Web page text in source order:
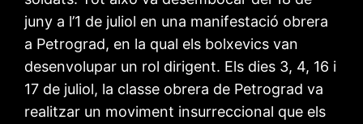
juny a l’1 de juliol en una manifestació obrera
a Petrograd, en la qual els bolxevics van
desenvolupar un rol dirigent. Els dies 3, 4, 16 i
17 de juliol, la classe obrera de Petrograd va
realitzar un moviment insurreccional que els